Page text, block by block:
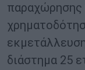
παραχώρησης
διάστημα 25